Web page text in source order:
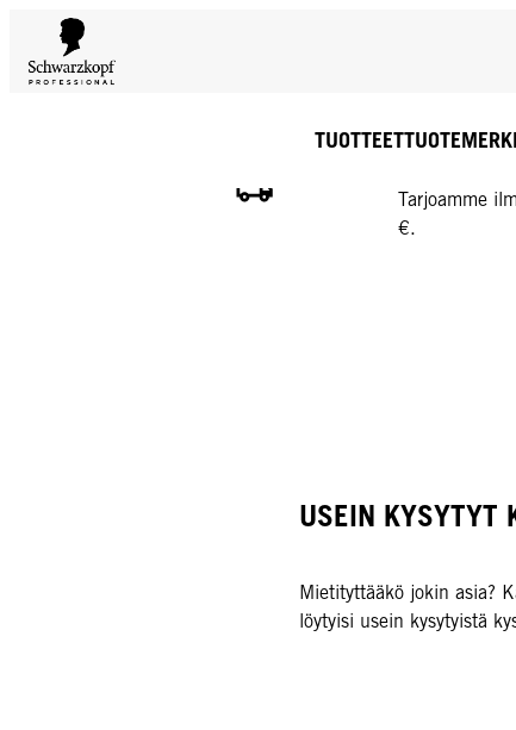
Tarjoamme
€.
TUOTTEET
USEIN KYSYTYT
Mietityttääkö jokin asia?
löytyisi usein kysytyistä